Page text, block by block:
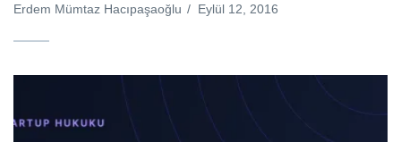
Erdem Mümtaz Hacıpaşaoğlu / Eylül 12, 2016